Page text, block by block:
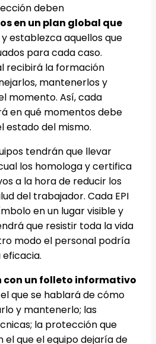
deben
en un plan global que
y establezca aquellos que
para cada caso.
recibirá la formación
mantenerlos y
momento. Así, cada
en qué momentos debe
estado del mismo.
tendrán que llevar
los homologa y certifica
a la hora de reducir los
del trabajador. Cada EPI
en un lugar visible y
que resistir toda la vida
modo el personal podría
eficacia.
con un folleto informativo
que se hablará de cómo
y mantenerlo; las
la protección que
el que el equipo dejaría de